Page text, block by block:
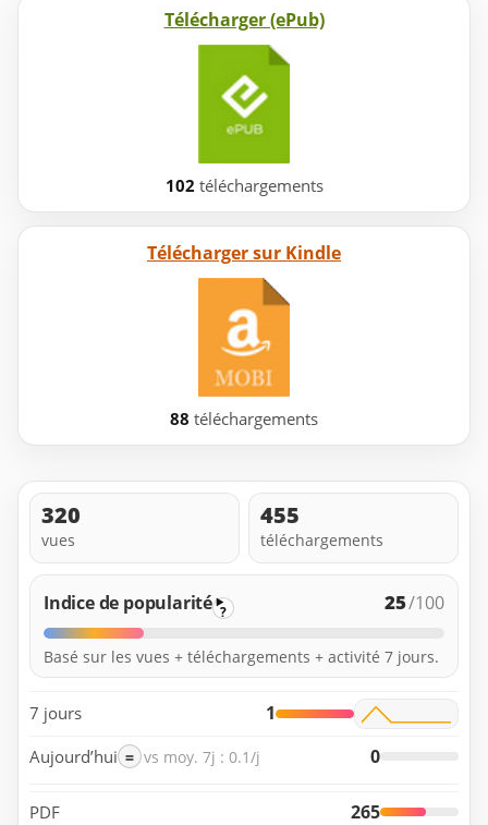
Télécharger (ePub)
102 téléchargements
Télécharger sur Kindle
88 téléchargements
320
vues
455
téléchargements
Indice de popularité ? 25/100
Basé sur les vues + téléchargements + activité 7 jours.
7 jours 1
Aujourd’hui = vs moy. 7j : 0.1/j 0
PDF 265